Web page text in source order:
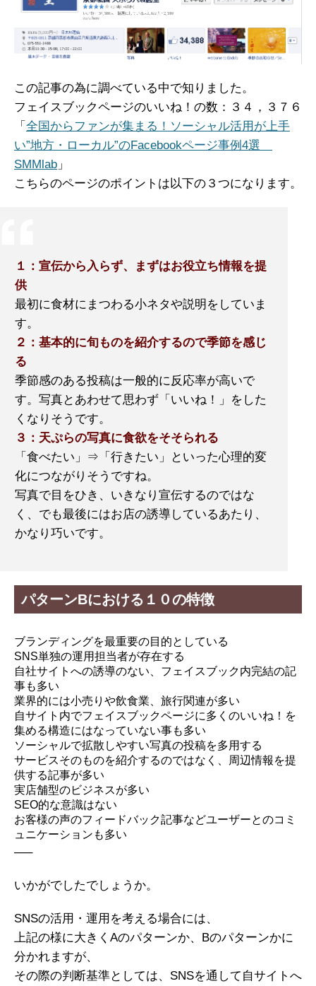
この記事の為に調べている中で知りました。
フェイスブックページのいいね！の数：３４，３７６
「 全国からファンが集まる！ソーシャル活用が上手
い”地方・ローカル”のFacebookページ事例4選
SMMlab 」
こちらのページのポイントは以下の３つになります。
１：宣伝から入らず、まずはお役立ち情報を提
供
最初に食材にまつわる小ネタや説明をしていま
す。
２：基本的に旬ものを紹介するので季節を感じ
る
季節感のある投稿は一般的に反応率が高いで
す。写真とあわせて思わず「いいね！」をした
くなりそうです。
３：天ぷらの写真に食欲をそそられる
「食べたい」⇒「行きたい」といった心理的変
化につながりそうですね。
写真で目をひき、いきなり宣伝するのではな
く、でも最後にはお店の誘導しているあたり、
かなり巧いです。
パターンBにおける１０の特徴
ブランディングを最重要の目的としている
SNS単独の運用担当者が存在する
自社サイトへの誘導のない、フェイスブック内完結の記
事も多い
業界的には小売りや飲食業、旅行関連が多い
自サイト内でフェイスブックページに多くのいいね！を
集める構造にはなっていない事も多い
ソーシャルで拡散しやすい写真の投稿を多用する
サービスそのものを紹介するのではなく、周辺情報を提
供する記事が多い
実店舗型のビジネスが多い
SEO的な意識はない
お客様の声のフィードバック記事などユーザーとのコミ
ュニケーションも多い
—–
いかがでしたでしょうか。
SNSの活用・運用を考える場合には、
上記の様に大きくAのパターンか、Bのパターンかに
分かれますが、
その際の判断基準としては、SNSを通して自サイトへ